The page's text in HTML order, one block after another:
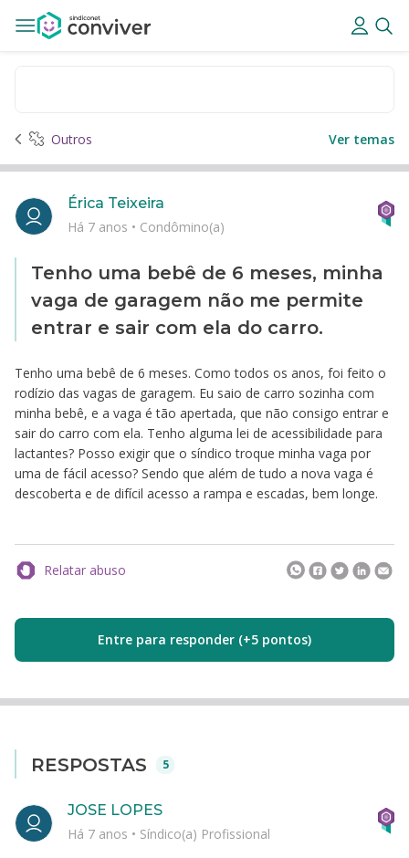
Outros Ver temas
Tenho uma bebê de 6 meses, minha
vaga de garagem não me permite
entrar e sair com ela do carro.
Tenho uma bebê de 6 meses. Como todos os anos, foi feito o
rodízio das vagas de garagem. Eu saio de carro sozinha com
minha bebê, e a vaga é tão apertada, que não consigo entrar e
sair do carro com ela. Tenho alguma lei de acessibilidade para
lactantes? Posso exigir que o síndico troque minha vaga por
uma de fácil acesso? Sendo que além de tudo a nova vaga é
descoberta e de difícil acesso a rampa e escadas, bem longe.
Érica Teixeira
Há 7 anos • Condômino(a)
Relatar abuso
Entre para responder (+5 pontos)
RESPOSTAS 5
JOSE LOPES
Há 7 anos • Síndico(a) Profissional